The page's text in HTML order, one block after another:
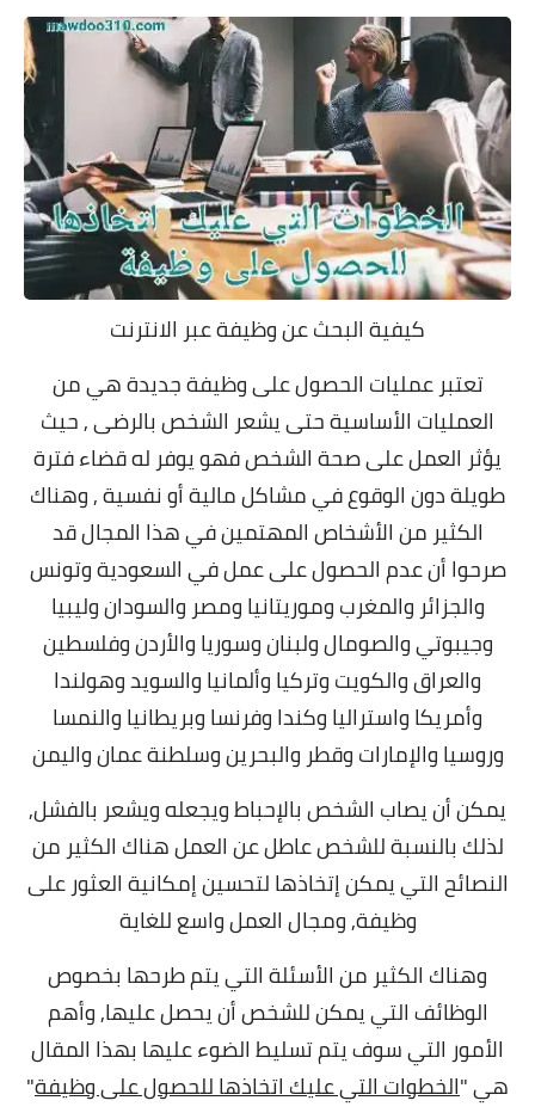
كيفية البحث عن وظيفة عبر الانترنت
تعتبر عمليات الحصول على وظيفة جديدة هي من
العمليات الأساسية حتى يشعر الشخص بالرضى , حيث
يؤثر العمل على صحة الشخص فهو يوفر له قضاء فترة
طويلة دون الوقوع في مشاكل مالية أو نفسية , وهناك
الكثير من الأشخاص المهتمين في هذا المجال قد
صرحوا أن عدم الحصول على عملفي السعوديةوتونس
والجزائر والمغرب وموريتانيا ومصر والسودان وليبيا
وجيبوتي والصومال ولبنان وسوريا والأردن وفلسطين
والعراق والكويت وتركيا وألمانيا والسويد وهولندا
وأمريكا واستراليا وكندا وفرنسا وبريطانيا والنمسا
وروسيا والإمارات وقطر والبحرين وسلطنة عمان واليمن
يمكن أن يصاب الشخص بالإحباط ويجعله ويشعر بالفشل,
لذلك بالنسبة للشخص عاطل عن العمل هناك الكثير من
النصائح التي يمكن إتخاذها لتحسين إمكانية العثور على
وظيفة, ومجال العمل واسع للغاية
وهناك الكثير من الأسئلة التي يتم طرحها بخصوص
الوظائف التي يمكن للشخص أن يحصل عليها,وأهم
الأمور التي سوف يتم تسليط الضوء عليها بهذا المقال
هي "الخطوات التي عليك اتخاذها للحصول على وظيفة"